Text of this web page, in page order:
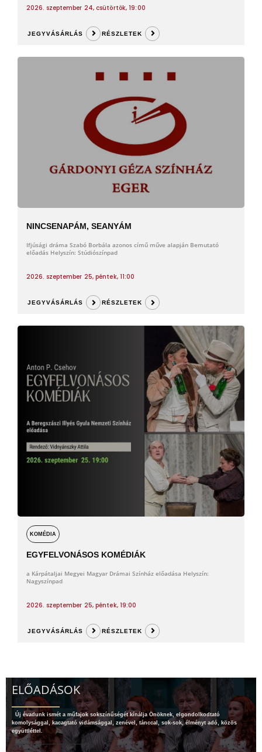
2026. szeptember 24, csütörtök, 19:00
JEGYVÁSÁRLÁS RÉSZLETEK
NINCSENAPÁM, SEANYÁM
Ifjúsági dráma Szabó Borbála azonos című műve alapján Bemutató
előadás Helyszín: Stúdiószínpad
2026. szeptember 25, péntek, 11:00
JEGYVÁSÁRLÁS RÉSZLETEK
KOMÉDIA
EGYFELVONÁSOS KOMÉDIÁK
a Kárpátaljai Megyei Magyar Drámai Színház előadása Helyszín:
Nagyszínpad
2026. szeptember 25, péntek, 19:00
JEGYVÁSÁRLÁS RÉSZLETEK
ELŐADÁSOK
Új évadunk ismét a műfajok sokszínűségét kínálja Önöknek, elgondolkodtató
komolysággal, kacagtató vidámsággal, zenével, tánccal, sok-sok, élményt adó, közös
együttléttel.